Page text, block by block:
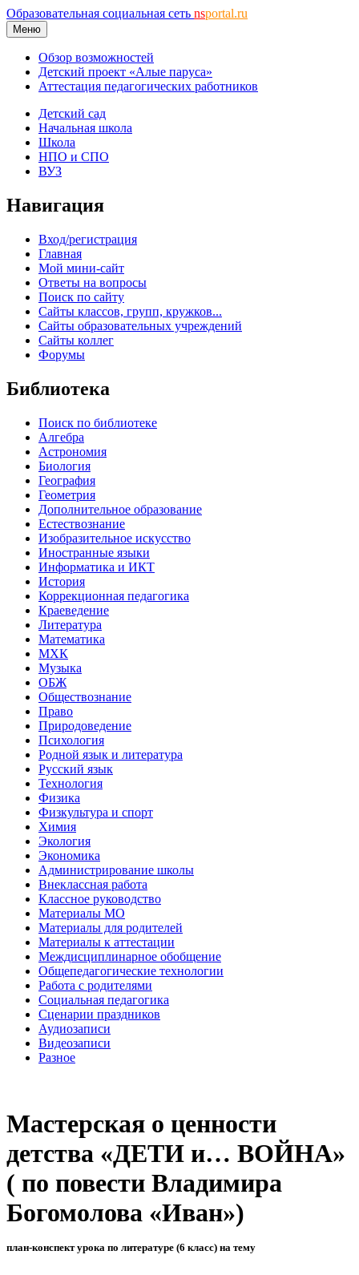
Образовательная социальная сеть nsportal.ru
Меню
Обзор возможностей
Детский проект «Алые паруса»
Аттестация педагогических работников
Детский сад
Начальная школа
Школа
НПО и СПО
ВУЗ
Навигация
Вход/регистрация
Главная
Мой мини-сайт
Ответы на вопросы
Поиск по сайту
Сайты классов, групп, кружков...
Сайты образовательных учреждений
Сайты коллег
Форумы
Библиотека
Поиск по библиотеке
Алгебра
Астрономия
Биология
География
Геометрия
Дополнительное образование
Естествознание
Изобразительное искусство
Иностранные языки
Информатика и ИКТ
История
Коррекционная педагогика
Краеведение
Литература
Математика
МХК
Музыка
ОБЖ
Обществознание
Право
Природоведение
Психология
Родной язык и литература
Русский язык
Технология
Физика
Физкультура и спорт
Химия
Экология
Экономика
Администрирование школы
Внеклассная работа
Классное руководство
Материалы МО
Материалы для родителей
Материалы к аттестации
Междисциплинарное обобщение
Общепедагогические технологии
Работа с родителями
Социальная педагогика
Сценарии праздников
Аудиозаписи
Видеозаписи
Разное
Мастерская о ценности
детства «ДЕТИ и… ВОЙНА»
( по повести Владимира
Богомолова «Иван»)
план-конспект урока по литературе (6 класс) на тему